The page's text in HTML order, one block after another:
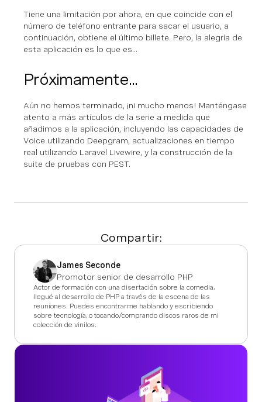
Tiene una limitación por ahora, en que coincide con el
número de teléfono entrante para sacar el usuario, a
continuación, obtiene el último billete. Pero, la alegría de
esta aplicación es lo que es...
Próximamente...
Aún no hemos terminado, ¡ni mucho menos! Manténgase
atento a más artículos de la serie a medida que
añadimos a la aplicación, incluyendo las capacidades de
Voice utilizando Deepgram, actualizaciones en tiempo
real utilizando Laravel Livewire, y la construcción de la
suite de pruebas con PEST.
Compartir:
James Seconde
Promotor senior de desarrollo PHP
Actor de formación con una disertación sobre la comedia,
llegué al desarrollo de PHP a través de la escena de las
reuniones. Puedes encontrarme hablando y escribiendo
sobre tecnología, o tocando/comprando discos raros de mi
colección de vinilos.